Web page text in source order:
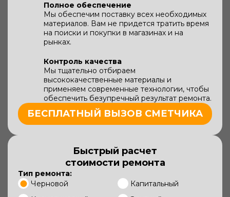
Полное обеспечение
Мы обеспечим поставку всех необходимых
материалов. Вам не придется тратить время
на поиски и покупки в магазинах и на
рынках.
Контроль качества
Мы тщательно отбираем
высококачественные материалы и
применяем современные технологии, чтобы
обеспечить безупречный результат ремонта.
БЕСПЛАТНЫЙ ВЫЗОВ СМЕТЧИКА
Быстрый расчет
стоимости ремонта
Тип ремонта:
Черновой
Капитальный